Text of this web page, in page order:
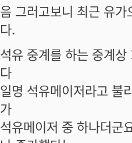
음 그러고보니 최근 유
다.
석유 중계를 하는 중계
다
일명 석유메이저라고 불
가
석유메이저 중 하나더군